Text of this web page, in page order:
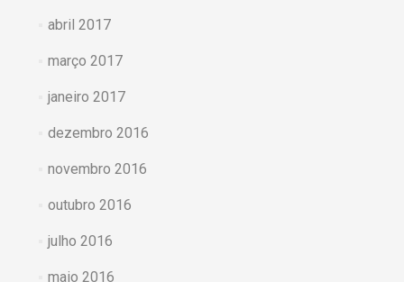
abril 2017
março 2017
janeiro 2017
dezembro 2016
novembro 2016
outubro 2016
julho 2016
maio 2016